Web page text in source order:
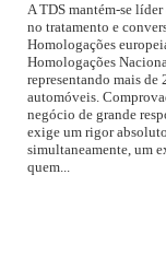
A TDS mantém-se líder
no tratamento e
Homologações
Homologações
representando mais de
automóveis.
negócio de grande
exige um rigor
simultaneamente, um
quem...